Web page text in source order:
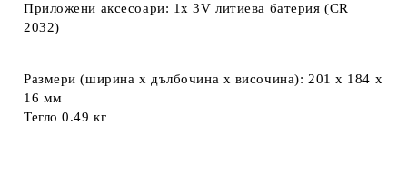
Приложени аксесоари: 1x 3V литиева батерия (CR
2032)
Размери (ширина x дълбочина x височина): 201 x 184 x
16 мм
Тегло 0.49 кг